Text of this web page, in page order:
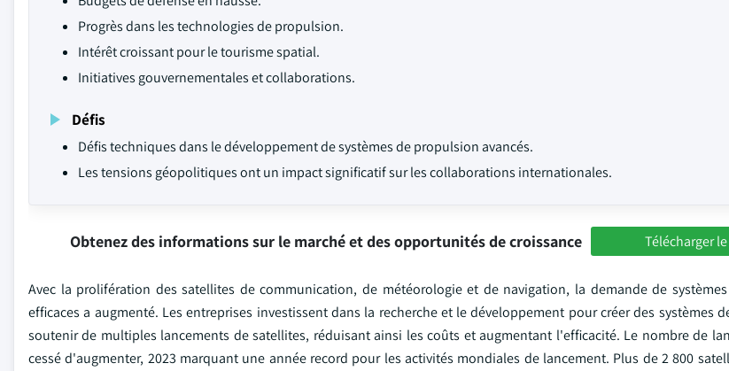
Progrès dans les technologies de propulsion.
Intérêt croissant pour le tourisme spatial.
Initiatives gouvernementales et collaborations.
Défis
Défis techniques dans le développement de systèmes de propulsion avancés.
Les tensions géopolitiques ont un impact significatif sur les collaborations internationales.
Obtenez des informations sur le marché et des opportunités de croissance Télécharger
Avec la prolifération des satellites de communication, de météorologie et de navigation, la demande de
efficaces a augmenté. Les entreprises investissent dans la recherche et le développement pour créer des systèmes
soutenir de multiples lancements de satellites, réduisant ainsi les coûts et augmentant l'efficacité. Le nombre de
cessé d'augmenter, 2023 marquant une année record pour les activités mondiales de lancement. Plus de 2 800